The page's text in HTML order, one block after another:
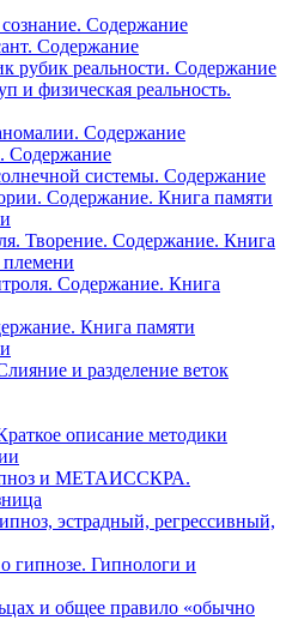
Содержание
Содержание
рубик реальности. Содержание
и физическая реальность.
Содержание
Содержание
системы. Содержание
Содержание. Книга памяти
Творение. Содержание. Книга
племени
Содержание. Книга
Книга памяти
и разделение веток
описание методики
и МЕТАИССКРА.
эстрадный, регрессивный,
гипнозе. Гипнологи и
и общее правило «обычно